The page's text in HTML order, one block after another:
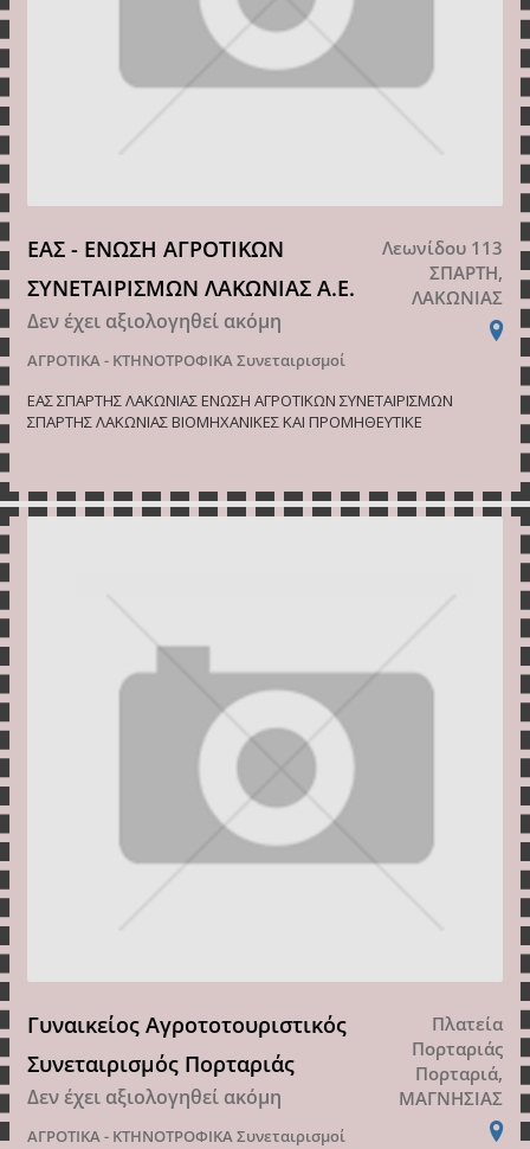
ΕΑΣ - ΕΝΩΣΗ ΑΓΡΟΤΙΚΩΝ
ΣΥΝΕΤΑΙΡΙΣΜΩΝ ΛΑΚΩΝΙΑΣ Α.Ε.
Δεν έχει αξιολογηθεί ακόμη
ΑΓΡΟΤΙΚΑ - ΚΤΗΝΟΤΡΟΦΙΚΑΣυνεταιρισμοί
Λεωνίδου 113
ΣΠΑΡΤΗ,
ΛΑΚΩΝΙΑΣ
ΕΑΣ ΣΠΑΡΤΗΣ ΛΑΚΩΝΙΑΣ ΕΝΩΣΗ ΑΓΡΟΤΙΚΩΝ ΣΥΝΕΤΑΙΡΙΣΜΩΝ
ΣΠΑΡΤΗΣ ΛΑΚΩΝΙΑΣ ΒΙΟΜΗΧΑΝΙΚΕΣ ΚΑΙ ΠΡΟΜΗΘΕΥΤΙΚΕ
Γυναικείος Αγροτοτουριστικός
Συνεταιρισμός Πορταριάς
Δεν έχει αξιολογηθεί ακόμη
ΑΓΡΟΤΙΚΑ - ΚΤΗΝΟΤΡΟΦΙΚΑ Συνεταιρισμοί
Πλατεία
Πορταριάς
Πορταριά,
ΜΑΓΝΗΣΙΑΣ